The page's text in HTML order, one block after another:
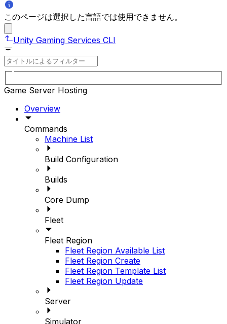
このページは選択した言語では使用できません。
Unity Gaming Services CLI
Game Server Hosting
Overview
Commands
Machine List
Build Configuration
Builds
Core Dump
Fleet
Fleet Region
Fleet Region Available List
Fleet Region Create
Fleet Region Template List
Fleet Region Update
Server
Simulator